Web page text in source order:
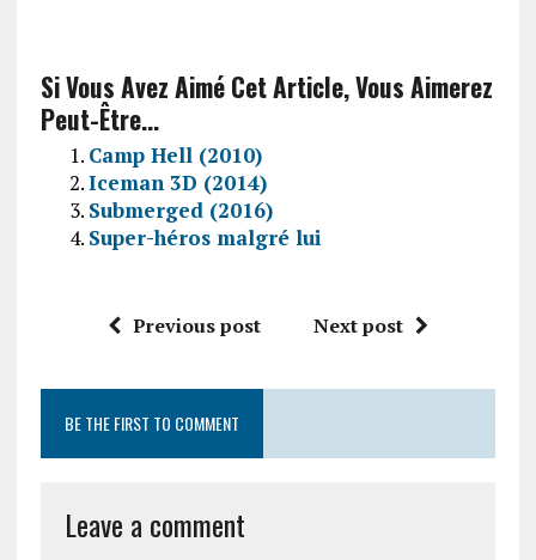
Si Vous Avez Aimé Cet Article, Vous Aimerez
Peut-Être...
Camp Hell (2010)
Iceman 3D (2014)
Submerged (2016)
Super-héros malgré lui
Previous post Next post
BE THE FIRST TO COMMENT
Leave a comment